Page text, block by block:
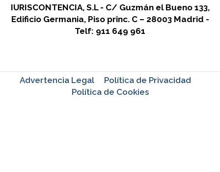
IURISCONTENCIA, S.L - C/ Guzmán el Bueno 133,
Edificio Germania, Piso princ. C – 28003 Madrid -
Telf: 911 649 961
Advertencia Legal
Política de Privacidad
Política de Cookies